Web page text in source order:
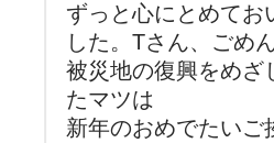
ずっと心にとめてお
した。Tさん、ごめ
被災地の復興をめざ
たマツは
新年のおめでたいご